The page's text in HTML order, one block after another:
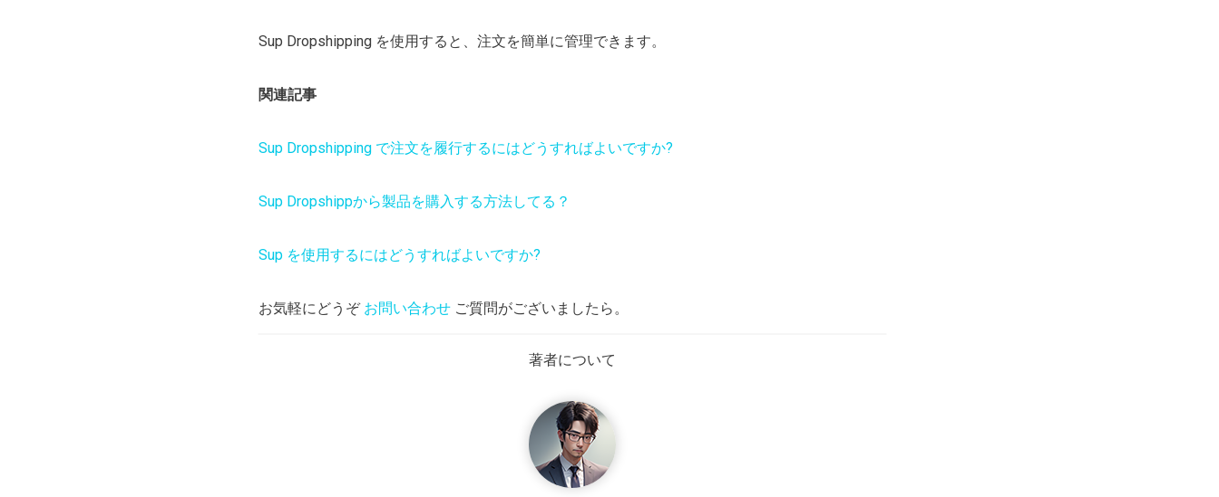
Sup Dropshipping を使用すると、注文を簡単に管理できます。
関連記事
Sup Dropshipping で注文を履行するにはどうすればよいですか?
Sup Dropshippから製品を購入する方法してる？
Sup を使用するにはどうすればよいですか?
お気軽にどうぞ お問い合わせご質問がございましたら。
著者について